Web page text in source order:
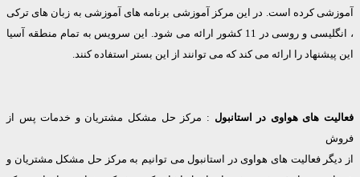
کرده است. در این مرکز آموزشی برنامه های آموزشی به زبان های ترکی
، انگلیسی و روسی در 11 کشور ارائه می شود. این سرویس به تمام منطقه آسیا
را ارائه می کند که می توانند از این بستر استفاده کنند.
های هواوی در استانبول: مرکز حل مشکل مشتریان و خدمات پس از
فعالیت های هواوی در استانبول می توانیم به مرکز حل مشکل مشتریان و